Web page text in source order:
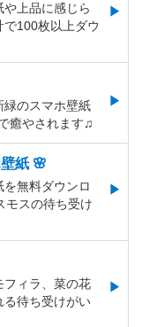
上品に感じら
100枚以上ダウ
緑のスマホ壁紙
癒やされます♫
紙 🌸
無料ダウンロ
モスの待ち受け
フィラ、菜の花
る待ち受けがい